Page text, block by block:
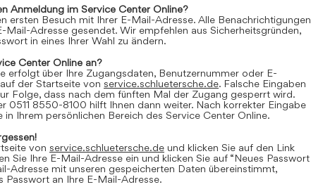
Anmeldung im Service Center Online?
ersten Besuch mit Ihrer E-Mail-Adresse. Alle Benachrichtigungen
Mail-Adresse gesendet. Wir empfehlen aus Sicherheitsgründen,
in eines Ihrer Wahl zu ändern.
Center Online an?
erfolgt über Ihre Zugangsdaten, Benutzernummer oder E-
der Startseite von service.schluetersche.de. Falsche Eingaben
Folge, dass nach dem fünften Mal der Zugang gesperrt wird.
0511 8550-8100 hilft Ihnen dann weiter. Nach korrekter Eingabe
in Ihrem persönlichen Bereich des Service Center Online.
von service.schluetersche.de und klicken Sie auf den Link
Sie Ihre E-Mail-Adresse ein und klicken Sie auf “Neues Passwort
Adresse mit unseren gespeicherten Daten übereinstimmt,
Passwort an Ihre E-Mail-Adresse.